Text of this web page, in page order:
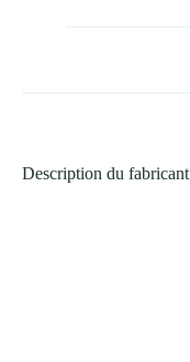
Description du fabricant